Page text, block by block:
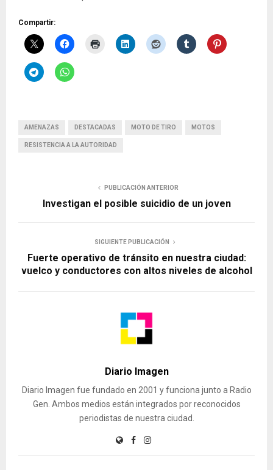
Compartir:
AMENAZAS DESTACADAS MOTO DE TIRO MOTOS
RESISTENCIA A LA AUTORIDAD
PUBLICACIÓN ANTERIOR
Investigan el posible suicidio de un joven
SIGUIENTE PUBLICACIÓN
Fuerte operativo de tránsito en nuestra ciudad:
vuelco y conductores con altos niveles de alcohol
Diario Imagen
Diario Imagen fue fundado en 2001 y funciona junto a Radio
Gen. Ambos medios están integrados por reconocidos
periodistas de nuestra ciudad.